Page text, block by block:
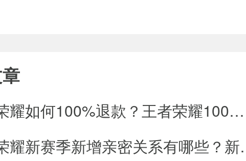
王者荣耀如何100%退款？王者荣耀100%退款流程介绍
王者荣耀新